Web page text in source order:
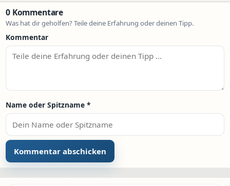
0 Kommentare
Was hat dir geholfen? Teile deine Erfahrung oder deinen Tipp.
Kommentar
Name oder Spitzname *